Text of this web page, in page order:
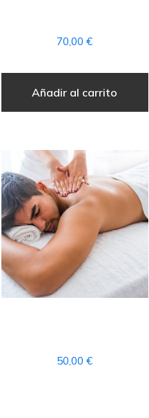
70,00€
Añadir al carrito
50,00€